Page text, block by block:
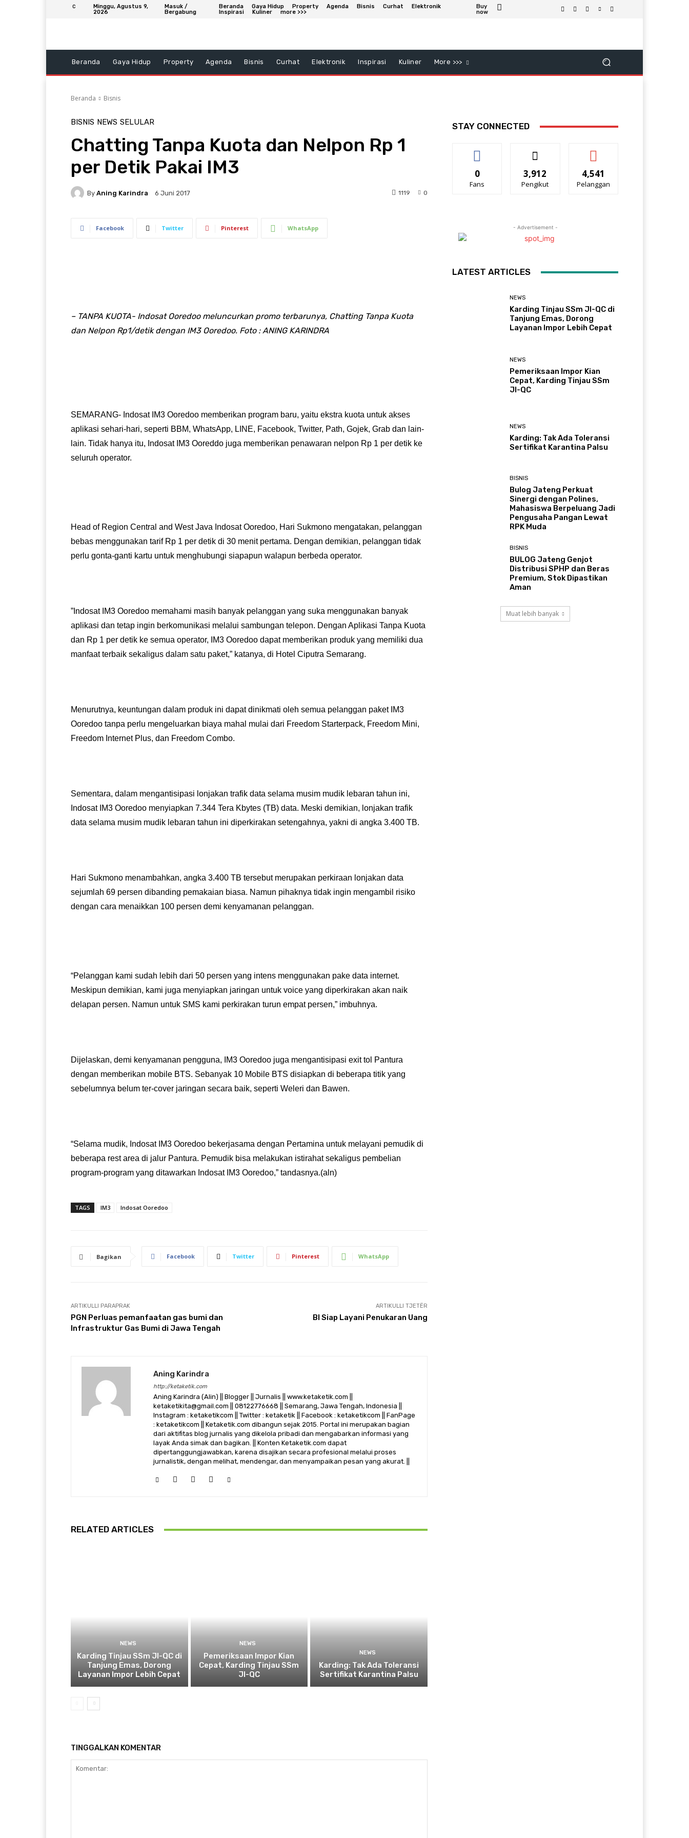
C
Minggu, Agustus 9,
2026
Masuk /
Bergabung
Beranda Gaya Hidup Property Agenda Bisnis Curhat
Elektronik
Inspirasi
Kuliner more >>>
Buy
now
Beranda Gaya Hidup Property Agenda Bisnis Curhat Elektronik Inspirasi Kuliner More >>>
Beranda Bisnis
BISNIS NEWS SELULAR
Chatting Tanpa Kuota dan Nelpon Rp 1
per Detik Pakai IM3
By Aning Karindra 6 Juni 2017 0
1119
Facebook Twitter Pinterest WhatsApp
– TANPA KUOTA- Indosat Ooredoo meluncurkan promo terbarunya, Chatting Tanpa Kuota
dan Nelpon Rp1/detik dengan IM3 Ooredoo. Foto : ANING KARINDRA
SEMARANG-‎ Indosat IM3 Ooredoo memberikan program baru, yaitu ekstra kuota untuk akses
aplikasi sehari-hari, seperti BBM, WhatsApp, LINE, Facebook, Twitter, Path, Gojek, Grab dan lain-
lain. Tidak hanya itu, Indosat IM3 Ooreddo juga memberikan penawaran nelpon Rp 1 per detik ke
seluruh operator.
Head of Region Central and West Java Indosat Ooredoo, Hari Sukmono mengatakan, pelanggan
bebas menggunakan tarif Rp 1 per detik di 30 menit pertama. Dengan demikian, pelanggan tidak
perlu gonta-ganti kartu untuk menghubungi siapapun walapun berbeda operator.
‎”Indosat IM3 Ooredoo memahami masih banyak pelanggan yang suka menggunakan banyak
aplikasi dan tetap ingin berkomunikasi melalui sambungan telepon. Dengan Aplikasi Tanpa Kuota
dan Rp 1 per detik ke semua operator, IM3 Ooredoo dapat memberikan produk yang memiliki dua
manfaat terbaik sekaligus dalam satu paket,” katanya, di Hotel Ciputra Semarang.
Menurutnya, keuntungan dalam produk ini dapat dinikmati oleh semua pelanggan paket IM3
Ooredoo tanpa perlu mengeluarkan biaya mahal mulai dari Freedom Starterpack, Freedom Mini,
Freedom Internet Plus, dan Freedom Combo.
Sementara, dalam mengantisipasi lonjakan trafik data selama musim mudik lebaran tahun ini,
Indosat IM3 Ooredoo menyiapkan 7.344 Tera Kbytes (TB) data. Meski demikian, lonjakan trafik
data selama musim mudik lebaran tahun ini diperkirakan setengahnya, yakni di angka 3.400 TB.
Hari Sukmono menambahkan, angka 3.400 TB tersebut merupakan perkiraan lonjakan data
sejumlah 69 persen dibanding pemakaian biasa. Namun pihaknya tidak ingin mengambil risiko
dengan cara menaikkan 100 persen demi kenyamanan pelanggan.
“Pelanggan kami sudah lebih dari 50 persen yang intens menggunakan pake data internet.
Meskipun demikian, kami juga menyiapkan jaringan untuk voice yang diperkirakan akan naik
delapan persen. Namun untuk SMS kami perkirakan turun empat persen,” imbuhnya.
Dijelaskan, demi kenyamanan pengguna, IM3 Ooredoo juga mengantisipasi exit tol Pantura
dengan memberikan mobile BTS. Sebanyak 10 Mobile BTS disiapkan di beberapa titik yang
sebelumnya belum ter-cover jaringan secara baik, seperti Weleri dan Bawen.
“Selama mudik, Indosat IM3 Ooredoo bekerjasama dengan Pertamina untuk melayani pemudik di
beberapa rest area di jalur Pantura. Pemudik bisa melakukan istirahat sekaligus pembelian
program-program yang ditawarkan Indosat IM3 Ooredoo,” tandasnya.(aln)
TAGS IM3 Indosat Ooredoo
Bagikan Facebook Twitter Pinterest WhatsApp
ARTIKULLI PARAPRAK
PGN Perluas pemanfaatan gas bumi dan
Infrastruktur Gas Bumi di Jawa Tengah
ARTIKULLI TJETËR
BI Siap Layani Penukaran Uang
Aning Karindra
http://ketaketik.com
Aning Karindra (Alin) || Blogger || Jurnalis || www.ketaketik.com ||
ketaketikita@gmail.com || 08122776668 || Semarang, Jawa Tengah, Indonesia ||
Instagram : ketaketikcom || Twitter : ketaketik || Facebook : ketaketikcom || FanPage
: ketaketikcom || Ketaketik.com dibangun sejak 2015. Portal ini merupakan bagian
dari aktifitas blog jurnalis yang dikelola pribadi dan mengabarkan informasi yang
layak Anda simak dan bagikan. || Konten Ketaketik.com dapat
dipertanggungjawabkan, karena disajikan secara profesional melalui proses
jurnalistik, dengan melihat, mendengar, dan menyampaikan pesan yang akurat. ||
RELATED ARTICLES
NEWS
Karding Tinjau SSm JI-QC di
Tanjung Emas, Dorong
Layanan Impor Lebih Cepat
NEWS
Pemeriksaan Impor Kian
Cepat, Karding Tinjau SSm
JI-QC
NEWS
Karding: Tak Ada Toleransi
Sertifikat Karantina Palsu
TINGGALKAN KOMENTAR
STAY CONNECTED
0
Fans
3,912
Pengikut
4,541
Pelanggan
- Advertisement -
LATEST ARTICLES
NEWS
Karding Tinjau SSm JI-QC di
Tanjung Emas, Dorong
Layanan Impor Lebih Cepat
NEWS
Pemeriksaan Impor Kian
Cepat, Karding Tinjau SSm
JI-QC
NEWS
Karding: Tak Ada Toleransi
Sertifikat Karantina Palsu
BISNIS
Bulog Jateng Perkuat
Sinergi dengan Polines,
Mahasiswa Berpeluang Jadi
Pengusaha Pangan Lewat
RPK Muda
BISNIS
BULOG Jateng Genjot
Distribusi SPHP dan Beras
Premium, Stok Dipastikan
Aman
Muat lebih banyak